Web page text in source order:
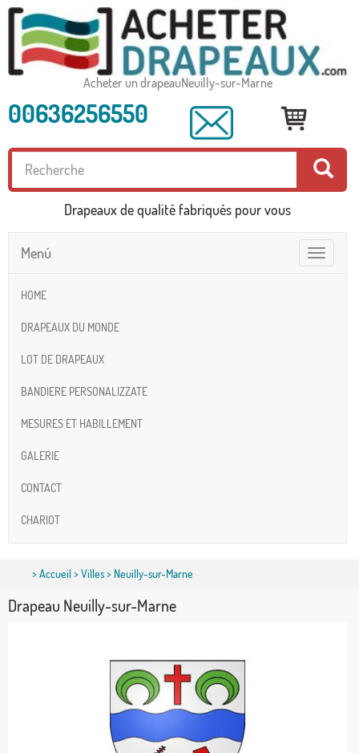
Acheter un drapeauNeuilly-sur-Marne
00636256550
Drapeaux de qualité fabriqués pour vous
Toggle
navigation
Menú
HOME
DRAPEAUX DU MONDE
LOT DE DRAPEAUX
BANDIERE PERSONALIZZATE
MESURES ET HABILLEMENT
GALERIE
CONTACT
CHARIOT
>Accueil>Villes> Neuilly-sur-Marne
Drapeau Neuilly-sur-Marne